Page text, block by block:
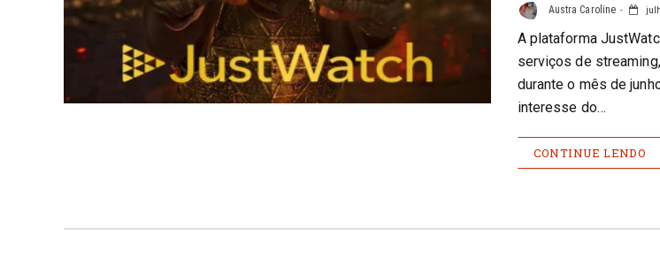
Austra Caroline
A plataforma
serviços de
durante o mês de
interesse do…
CONTINUE LENDO